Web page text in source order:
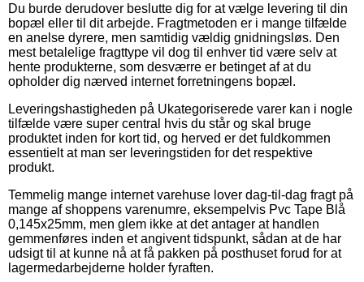
Du burde derudover beslutte dig for at vælge levering til din
bopæl eller til dit arbejde. Fragtmetoden er i mange tilfælde
en anelse dyrere, men samtidig vældig gnidningsløs. Den
mest betalelige fragttype vil dog til enhver tid være selv at
hente produkterne, som desværre er betinget af at du
opholder dig nærved internet forretningens bopæl.
Leveringshastigheden på Ukategoriserede varer kan i nogle
tilfælde være super central hvis du står og skal bruge
produktet inden for kort tid, og herved er det fuldkommen
essentielt at man ser leveringstiden for det respektive
produkt.
Temmelig mange internet varehuse lover dag-til-dag fragt på
mange af shoppens varenumre, eksempelvis Pvc Tape Blå
0,145x25mm, men glem ikke at det antager at handlen
gemmenføres inden et angivent tidspunkt, sådan at de har
udsigt til at kunne nå at få pakken på posthuset forud for at
lagermedarbejderne holder fyraften.